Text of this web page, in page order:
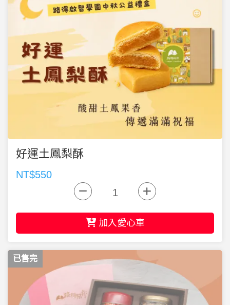
好運土鳳梨酥
NT$550
加入愛心車
已售完